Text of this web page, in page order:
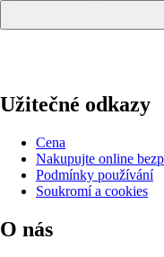
Užitečné odkazy
Cena
Nakupujte online
Podmínky používání
Soukromí a cookies
O nás